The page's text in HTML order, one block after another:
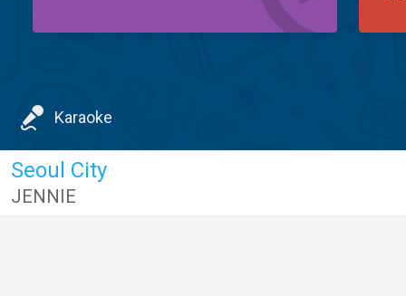
Karaoke
Seoul City
JENNIE